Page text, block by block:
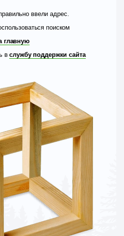
ввели адрес.
поиском
главную
вслужбу поддержки сайта